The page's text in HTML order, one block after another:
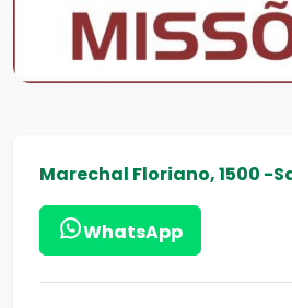
Marechal Floriano, 1500 -
WhatsApp